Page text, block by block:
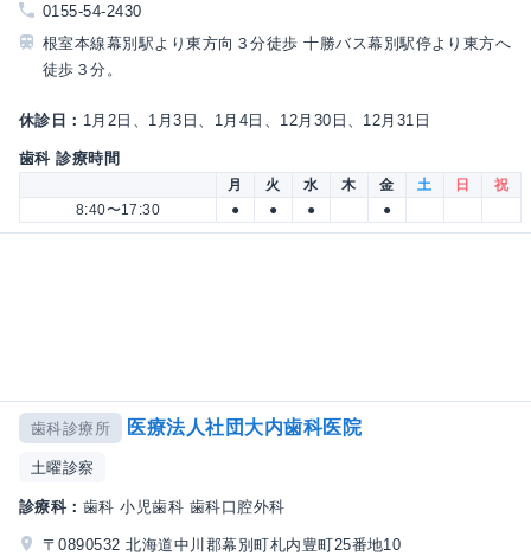
0155-54-2430
根室本線幕別駅より東方向３分徒歩 十勝バス幕別駅停より東方へ
徒歩３分。
休診日： 1月2日、1月3日、1月4日、12月30日、12月31日
歯科 診療時間
月 火 水 木 金 土 日
祝
8:40〜17:30
● ● ● ●
歯科診療所 医療法人社団大内歯科医院
土曜診察
診療科： 歯科 小児歯科 歯科口腔外科
〒0890532 北海道中川郡幕別町札内豊町25番地10